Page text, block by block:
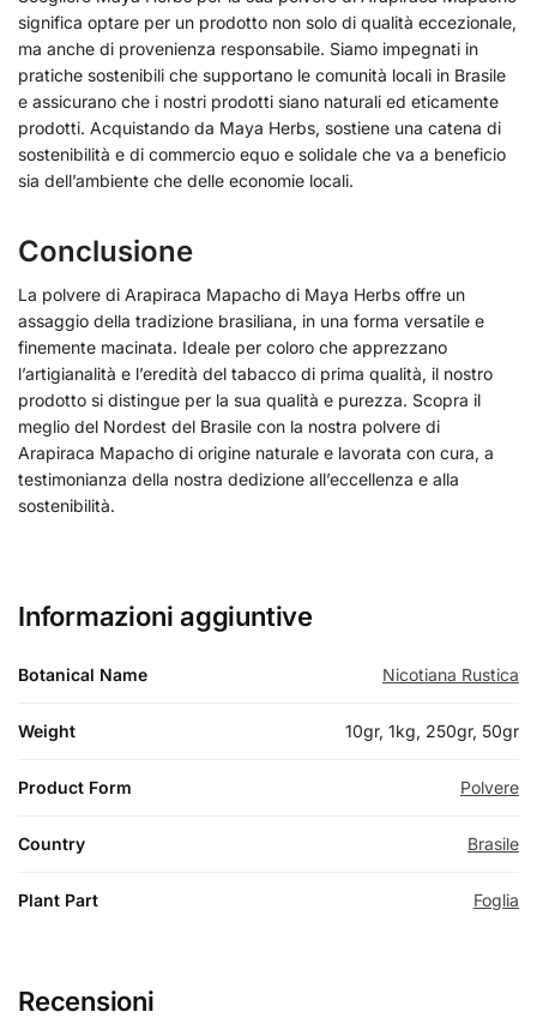
significa optare per un prodotto non solo di qualità eccezionale,
ma anche di provenienza responsabile. Siamo impegnati in
pratiche sostenibili che supportano le comunità locali in Brasile
e assicurano che i nostri prodotti siano naturali ed eticamente
prodotti. Acquistando da Maya Herbs, sostiene una catena di
sostenibilità e di commercio equo e solidale che va a beneficio
sia dell’ambiente che delle economie locali.
Conclusione
La polvere di Arapiraca Mapacho di Maya Herbs offre un
assaggio della tradizione brasiliana, in una forma versatile e
finemente macinata. Ideale per coloro che apprezzano
l’artigianalità e l’eredità del tabacco di prima qualità, il nostro
prodotto si distingue per la sua qualità e purezza. Scopra il
meglio del Nordest del Brasile con la nostra polvere di
Arapiraca Mapacho di origine naturale e lavorata con cura, a
testimonianza della nostra dedizione all’eccellenza e alla
sostenibilità.
Informazioni aggiuntive
Botanical Name Nicotiana Rustica
Weight 10gr, 1kg, 250gr, 50gr
Product Form Polvere
Country Brasile
Plant Part Foglia
Recensioni